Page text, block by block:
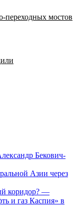
переходных мостов
Бекович-
Азии через
коридор? —
и газ Каспия» в